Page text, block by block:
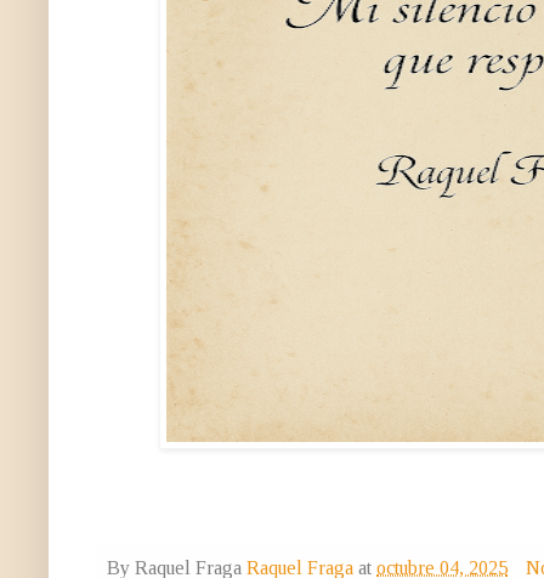
By Raquel Fraga Raquel Fraga at octubre 04, 2025